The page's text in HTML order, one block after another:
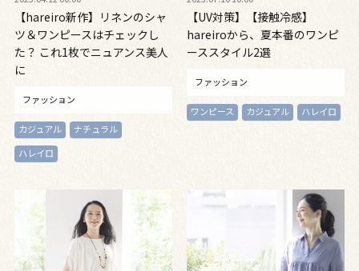
【hareiro新作】リネンのシャ
ツ＆ワンピースはチェックし
た？ これ1枚でニュアンス美人
に
ファッション
カジュアル
ナチュラル
ハレイロ
【UV対策】【接触冷感】
hareiroから、夏本番のワンピ
ーススタイル2選
ファッション
ワンピース カジュアル ハレイロ